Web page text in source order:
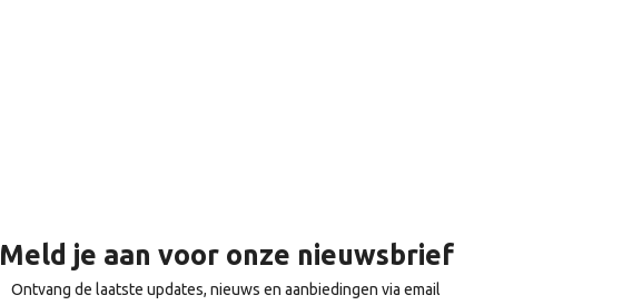
Meld je aan voor onze nieuwsbrief
Ontvang de laatste updates, nieuws en aanbiedingen via email